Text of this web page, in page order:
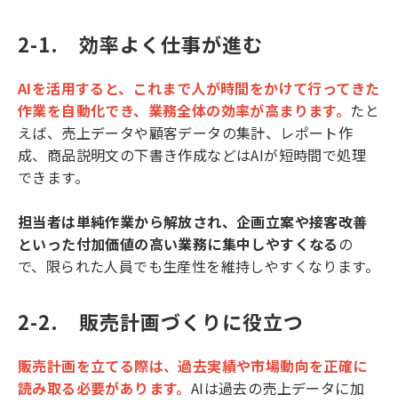
2-1.　効率よく仕事が進む
AIを活用すると、これまで人が時間をかけて行ってきた
作業を自動化でき、業務全体の効率が高まります。 たと
えば、売上データや顧客データの集計、レポート作
成、商品説明文の下書き作成などはAIが短時間で処理
できます。
担当者は単純作業から解放され、企画立案や接客改善
といった付加価値の高い業務に集中しやすくなるの
で、限られた人員でも生産性を維持しやすくなります。
2-2.　販売計画づくりに役立つ
販売計画を立てる際は、過去実績や市場動向を正確に
読み取る必要があります。 AIは過去の売上データに加